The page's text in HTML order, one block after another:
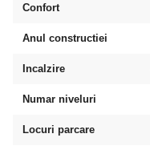
Confort
Anul constructiei
Incalzire
Numar niveluri
Locuri parcare